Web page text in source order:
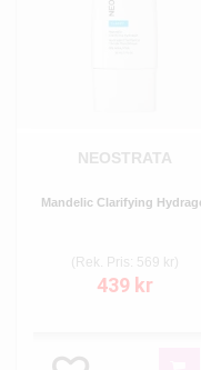
NEOSTRATA
Mandelic Clarifying
(Rek. Pris: 569 kr)
439 kr